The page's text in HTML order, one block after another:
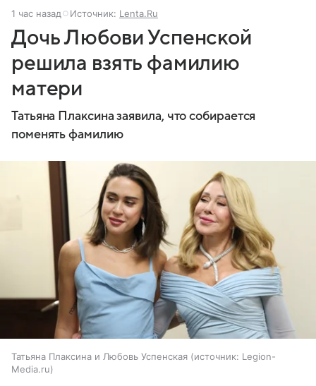
1 час назад Источник: Lenta.Ru
Дочь Любови Успенской
решила взять фамилию
матери
Татьяна Плаксина заявила, что собирается
поменять фамилию
Татьяна Плаксина и Любовь Успенская источник: Legion-
Media.ru